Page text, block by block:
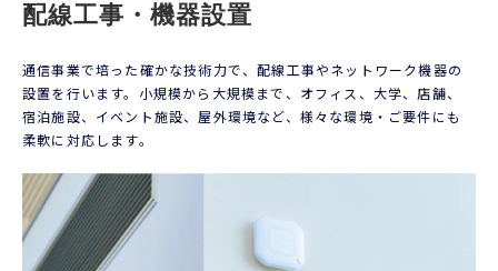
配線工事・機器設置
通信事業で培った確かな技術力で、配線工事やネットワーク機器の
設置を行います。小規模から大規模まで、オフィス、大学、店舗、
宿泊施設、イベント施設、屋外環境など、様々な環境・ご要件にも
柔軟に対応します。